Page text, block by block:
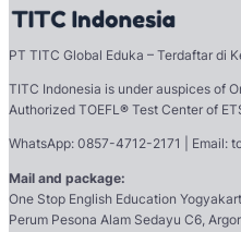
PT TITC Global Eduka – Terdaftar di
TITC Indonesia is under auspices of
Authorized TOEFL® Test Center of
WhatsApp: 0857-4712-2171 | Email:
Mail and package:
One Stop English Education
Perum Pesona Alam Sedayu C6,